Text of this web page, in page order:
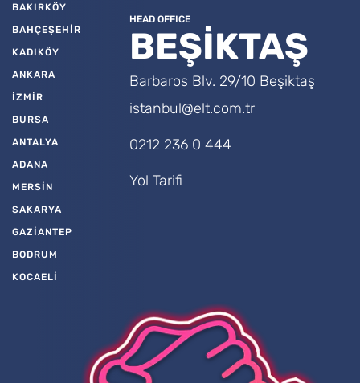
BAKIRKÖY
BAHÇEŞEHİR
KADIKÖY
ANKARA
İZMİR
BURSA
ANTALYA
ADANA
MERSİN
SAKARYA
GAZİANTEP
BODRUM
KOCAELİ
HEAD OFFICE
BEŞİKTAŞ
Barbaros Blv. 29/10 Beşiktaş
istanbul@elt.com.tr
0212 236 0 444
Yol Tarifi